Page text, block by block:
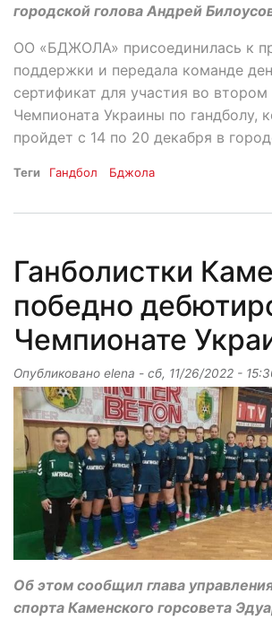
городской голова Андрей
ОО «БДЖОЛА» присоединилась к
поддержки и передала команде
сертификат для участия во втором
Чемпионата Украины по гандболу,
пройдет с 14 по 20 декабря в
Теги Гандбол Бджола
Ганболистки
победно
Чемпионате
Опубликовано elena - сб, 11/26/2022 -
Об этом сообщил глава
спорта Каменского горсовета